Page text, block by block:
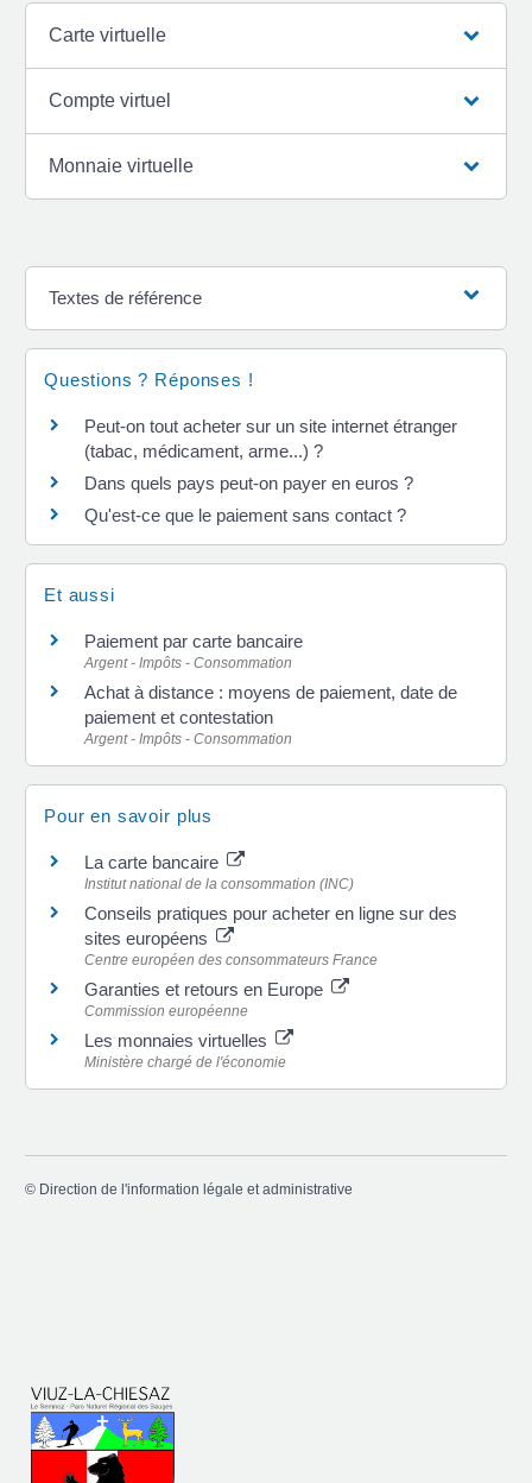
Carte virtuelle
Compte virtuel
Monnaie virtuelle
Textes de référence
Questions ? Réponses !
Peut-on tout acheter sur un site internet étranger
(tabac, médicament, arme...) ?
Dans quels pays peut-on payer en euros ?
Qu'est-ce que le paiement sans contact ?
Et aussi
Paiement par carte bancaire
Argent - Impôts - Consommation
Achat à distance : moyens de paiement, date de
paiement et contestation
Argent - Impôts - Consommation
Pour en savoir plus
La carte bancaire
Institut national de la consommation (INC)
Conseils pratiques pour acheter en ligne sur des
sites européens
Centre européen des consommateurs France
Garanties et retours en Europe
Commission européenne
Les monnaies virtuelles
Ministère chargé de l'économie
© Direction de l'information légale et administrative